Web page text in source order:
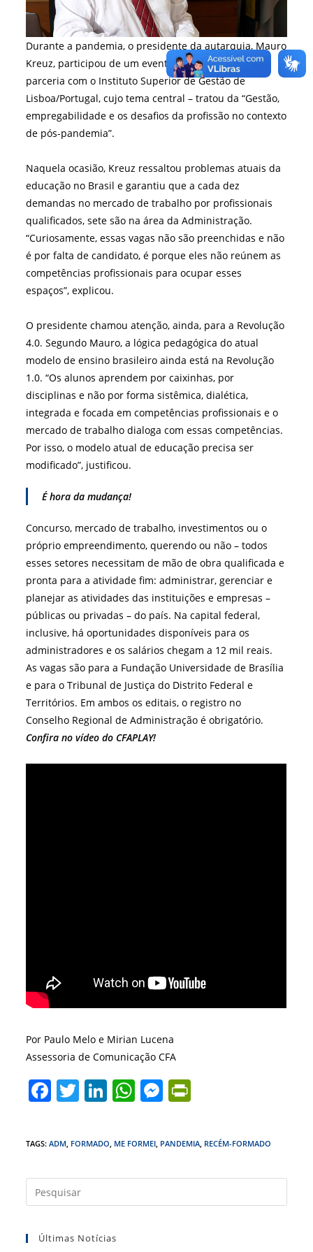
Durante a pandemia, o presidente da autarquia, Mauro
Kreuz, participou de um evento virtual realizado em
parceria com o Instituto Superior de Gestão de
Lisboa/Portugal, cujo tema central – tratou da “Gestão,
empregabilidade e os desafios da profissão no contexto
de pós-pandemia”.
Naquela ocasião, Kreuz ressaltou problemas atuais da
educação no Brasil e garantiu que a cada dez
demandas no mercado de trabalho por profissionais
qualificados, sete são na área da Administração.
“Curiosamente, essas vagas não são preenchidas e não
é por falta de candidato, é porque eles não reúnem as
competências profissionais para ocupar esses
espaços”, explicou.
O presidente chamou atenção, ainda, para a Revolução
4.0. Segundo Mauro, a lógica pedagógica do atual
modelo de ensino brasileiro ainda está na Revolução
1.0. “Os alunos aprendem por caixinhas, por
disciplinas e não por forma sistêmica, dialética,
integrada e focada em competências profissionais e o
mercado de trabalho dialoga com essas competências.
Por isso, o modelo atual de educação precisa ser
modificado”, justificou.
É hora da mudança!
Concurso, mercado de trabalho, investimentos ou o
próprio empreendimento, querendo ou não – todos
esses setores necessitam de mão de obra qualificada e
pronta para a atividade fim: administrar, gerenciar e
planejar as atividades das instituições e empresas –
públicas ou privadas – do país. Na capital federal,
inclusive, há oportunidades disponíveis para os
administradores e os salários chegam a 12 mil reais.
As vagas são para a Fundação Universidade de Brasília
e para o Tribunal de Justiça do Distrito Federal e
Territórios. Em ambos os editais, o registro no
Conselho Regional de Administração é obrigatório.
Confira no vídeo do CFAPLAY!
Por Paulo Melo e Mirian Lucena
Assessoria de Comunicação CFA
F
c
b
o
T
itt
Li
k
e
dI
n
W
at
A
p
M
ss
n
g
tF
ri
e
n
TAGS:ADM, FORMADO, ME FORMEI, PANDEMIA, RECÉM-FORMADO
a
Últimas Notícias